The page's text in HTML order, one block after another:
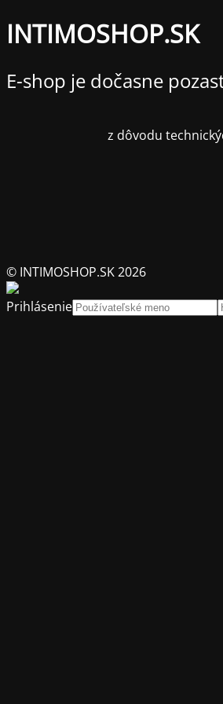
INTIMOSHOP.SK
E-shop je dočasne
z dôvodu
© INTIMOSHOP.SK 2026
Prihlásenie